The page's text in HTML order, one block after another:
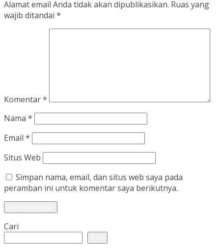
Alamat email Anda tidak akan dipublikasikan. Ruas yang
wajib ditandai *
Komentar*
Nama *
Email *
Situs Web
Simpan nama, email, dan situs web saya pada
peramban ini untuk komentar saya berikutnya.
Cari